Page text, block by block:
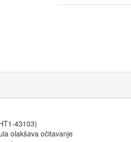
43103)
olakšava očitavanje